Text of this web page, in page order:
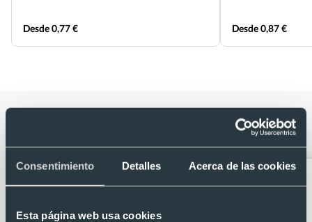
Consentimiento Detalles Acerca de las cookies
Esta página web usa cookies
Desde 0,77 € Desde 0,87 €
Categorías relacionadas con Pelota